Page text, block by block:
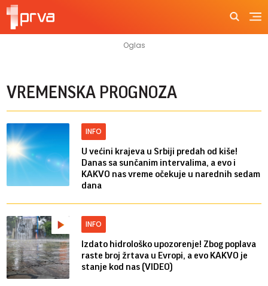
VREMENSKA PROGNOZA
INFO
U većini krajeva u Srbiji predah od kiše!
Danas sa sunčanim intervalima, a evo i
KAKVO nas vreme očekuje u narednih sedam
dana
INFO
Izdato hidrološko upozorenje! Zbog poplava
raste broj žrtava u Evropi, a evo KAKVO je
stanje kod nas (VIDEO)